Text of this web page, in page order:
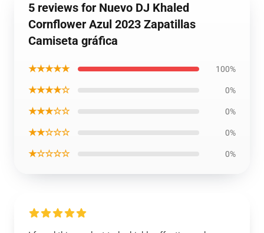
5 reviews for Nuevo DJ Khaled
Cornflower Azul 2023 Zapatillas
Camiseta gráfica
★★★★★ 100%
★★★★☆ 0%
★★★☆☆ 0%
★★☆☆☆ 0%
★☆☆☆☆ 0%